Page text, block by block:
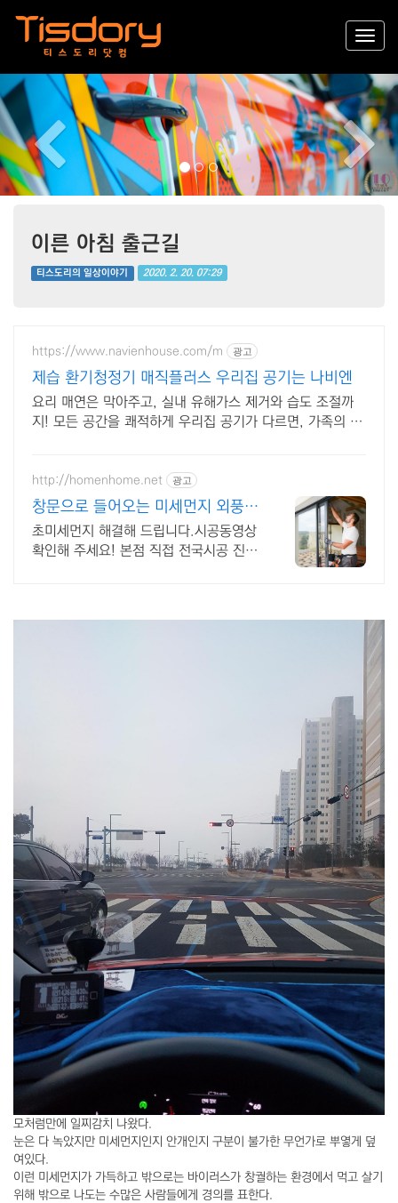
Previous
이른 아침 출근길
티스도리의 일상이야기 2020. 2. 20. 07:29
https://www.navienhouse.com/m 광고
제습 환기청정기 매직플러스 우리집 공기는 나비엔
요리 매연은 막아주고, 실내 유해가스 제거와 습도 조절까
지! 모든 공간을 쾌적하게 우리집 공기가 다르면, 가족의 하
http://homenhome.net 광고
창문으로 들어오는 미세먼지 외풍
차단 시공 전문 홈앤홈
초미세먼지 해결해 드립니다.시공동영상
확인해 주세요! 본점 직접 전국시공 진짜
모처럼만에 일찌감치 나왔다.
눈은 다 녹았지만 미세먼지인지 안개인지 구분이 불가한 무언가로 뿌옇게 덮
여있다.
이런 미세먼지가 가득하고 밖으로는 바이러스가 창궐하는 환경에서 먹고 살기
위해 밖으로 나도는 수많은 사람들에게 경의를 표한다.